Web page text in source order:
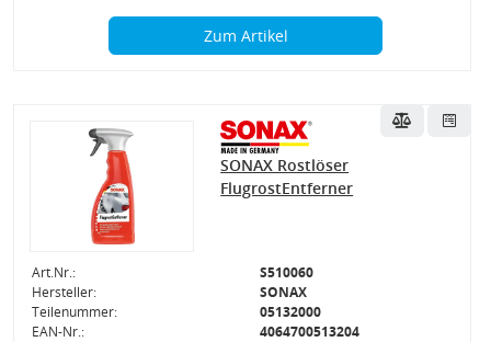
Zum Artikel
SONAX Rostlöser
FlugrostEntferner
Art.Nr.:
S510060
Hersteller:
SONAX
Teilenummer:
05132000
EAN-Nr.:
4064700513204